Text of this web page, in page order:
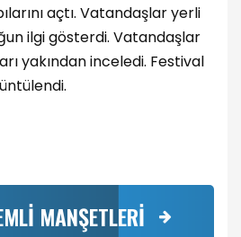
açtı. Vatandaşlar yerli
ilgi gösterdi. Vatandaşlar
yakından inceledi. Festival
MANŞETLERİ